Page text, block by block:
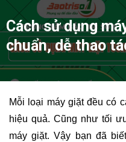
Cách sử dụng
chuẩn, dễ thao
Mỗi loại máy giặt đều có
hiệu quả. Cũng như tối
máy giặt. Vậy bạn đã